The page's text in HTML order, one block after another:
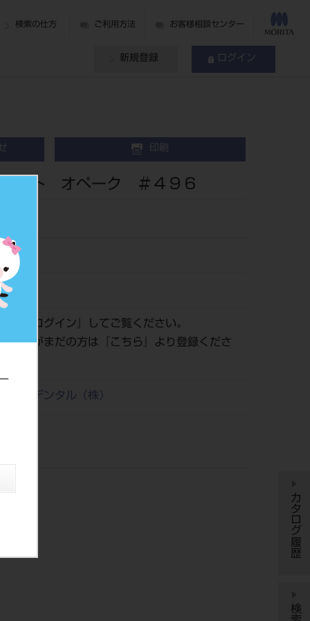
検索の仕方 ご利用方法 お客様相談センター
新規登録 ログイン
印刷
スト オペーク ＃４９６
ログイン 』してご覧ください。
登録がまだの方は『
こちら
』より登録くださ
タケデンタル（株）
カタログ履歴